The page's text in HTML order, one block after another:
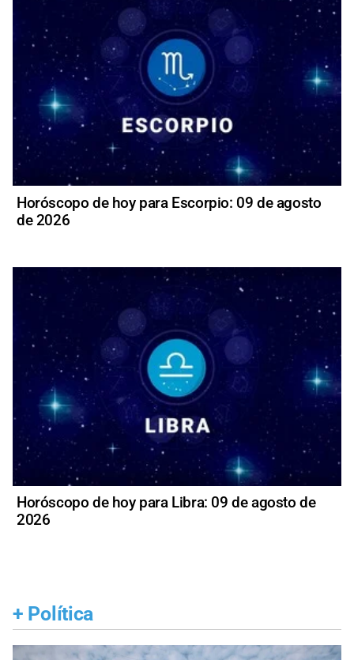
Horóscopo de hoy para Escorpio: 09 de agosto
de 2026
Horóscopo de hoy para Libra: 09 de agosto de
2026
+ Política